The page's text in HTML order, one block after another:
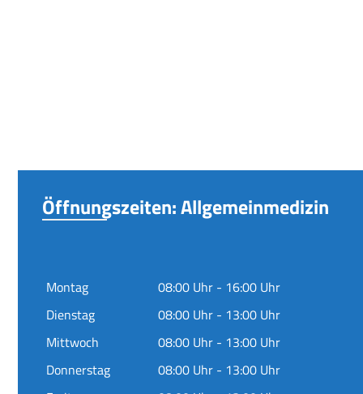
Öffnungszeiten: Allgemeinmedizin
Montag
08:00 Uhr - 16:00 Uhr
Dienstag
08:00 Uhr - 13:00 Uhr
Mittwoch
08:00 Uhr - 13:00 Uhr
Donnerstag
08:00 Uhr - 13:00 Uhr